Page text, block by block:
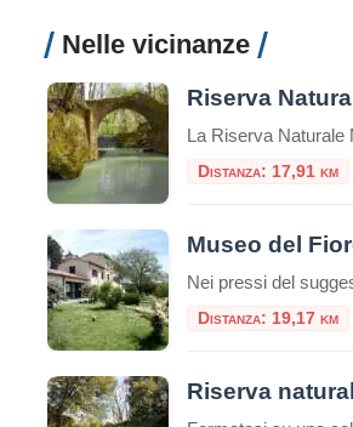
Nelle vicinanze
Distanza: 17,91 km
Distanza: 19,17 km